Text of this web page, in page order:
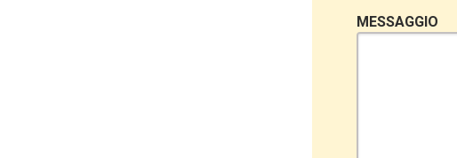
MESSAGGIO